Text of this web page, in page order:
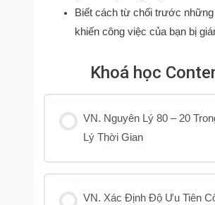
Biết cách từ chối trước
khiến công việc của bạn bị
Khoá học
VN. Nguyên Lý 80 – 20
Lý Thời Gian
VN. Xác Định Độ Ưu Tiên